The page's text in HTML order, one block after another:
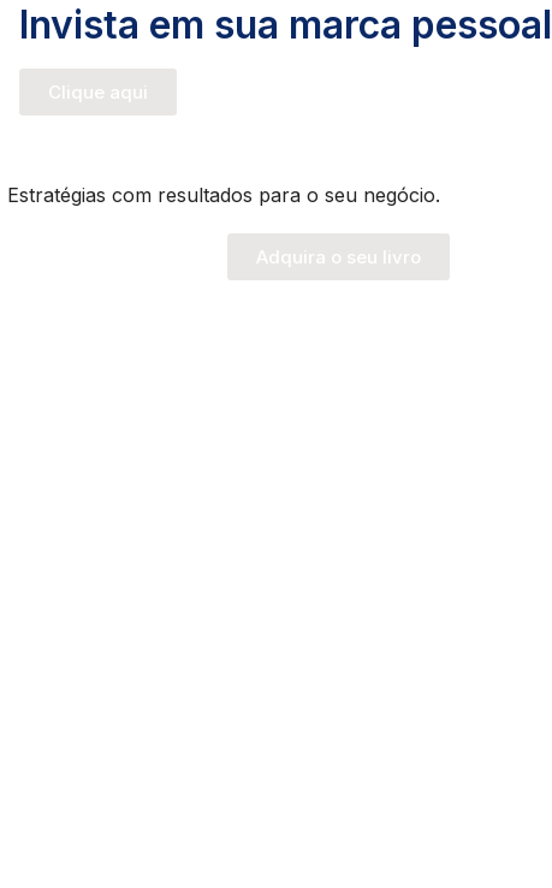
Invista em sua marca pessoal
Clique aqui
Estratégias com resultados para o seu negócio.
Adquira o seu livro